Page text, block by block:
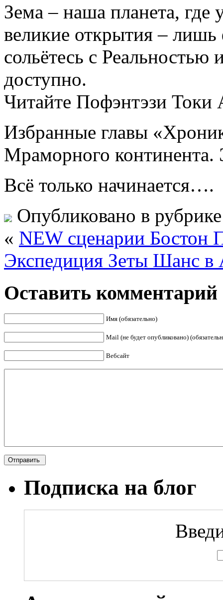
Зема – наша планета, где
великие открытия –
сольётесь с
доступно.
Читайте Пофэнтэзи Токи
Избранные главы
Мраморного континента.
Всё только начинается….
Опубликовано в
« NEW сценарии Бостон
Экспедиция Зеты Шанс в
Оставить комментарий
Имя (обязательно)
Mail (не будет опубликовано)
Вебсайт
Подписка на блог